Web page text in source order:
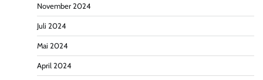
November 2024
Juli 2024
Mai 2024
April 2024